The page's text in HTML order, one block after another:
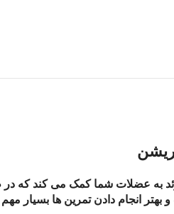
به عضلات شما کمک می کند که در
بهتر انجام دادن تمرین ها بسیار